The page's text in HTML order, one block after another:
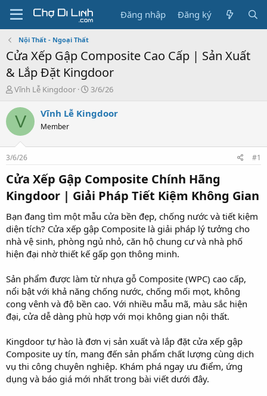
Đăng nhập Đăng ký
Nội Thất - Ngoại Thất
Cửa Xếp Gập Composite Cao Cấp | Sản Xuất
& Lắp Đặt Kingdoor
T
r
e
a
s
t
a
r
t
r
Vĩnh Lễ Kingdoor
N
à
y
3/6/26
V Vĩnh Lễ Kingdoor
Member
3/6/26 #1
Cửa Xếp Gập Composite Chính Hãng
Kingdoor | Giải Pháp Tiết Kiệm Không Gian​
Bạn đang tìm một mẫu cửa bền đẹp, chống nước và tiết kiệm
diện tích? Cửa xếp gập Composite là giải pháp lý tưởng cho
nhà vệ sinh, phòng ngủ nhỏ, căn hộ chung cư và nhà phố
hiện đại nhờ thiết kế gấp gọn thông minh.
Sản phẩm được làm từ nhựa gỗ Composite (WPC) cao cấp,
nổi bật với khả năng chống nước, chống mối mọt, không
cong vênh và độ bền cao. Với nhiều mẫu mã, màu sắc hiện
đại, cửa dễ dàng phù hợp với mọi không gian nội thất.
Kingdoor tự hào là đơn vị sản xuất và lắp đặt cửa xếp gập
Composite uy tín, mang đến sản phẩm chất lượng cùng dịch
vụ thi công chuyên nghiệp. Khám phá ngay ưu điểm, ứng
dụng và báo giá mới nhất trong bài viết dưới đây.